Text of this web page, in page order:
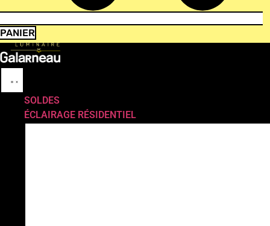
PANIER
SOLDES
ÉCLAIRAGE RÉSIDENTIEL